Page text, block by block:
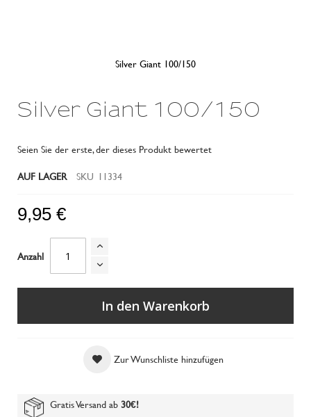
Silver Giant 100/150
der
Silver Giant 100/150
Seien Sie der erste, der dieses Produkt bewertet
AUF LAGER
SKU 11334
9,95 €
Anzahl
In den Warenkorb
Zur Wunschliste hinzufügen
Gratis Versand ab 30€!